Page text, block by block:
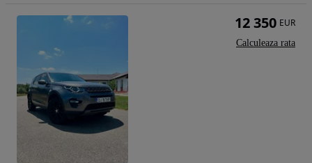
12 350 EUR
Calculeaza rata